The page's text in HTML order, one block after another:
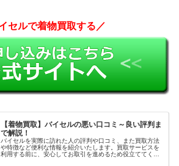
セルで着物買取する／
【着物買取】バイセルの悪い口コミ～良い評判ま
で解説！
バイセルを実際に訪れた人の評判や口コミ、また買取方法
や特徴など便利な情報を紹介いたします。買取サービスを
利用する前に、安心してお取引を進めるため役立ててくだ